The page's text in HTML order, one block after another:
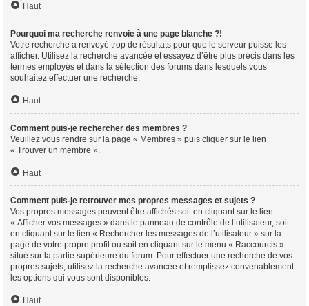
Haut
Pourquoi ma recherche renvoie à une page blanche ?!
Votre recherche a renvoyé trop de résultats pour que le serveur puisse les
afficher. Utilisez la recherche avancée et essayez d’être plus précis dans les
termes employés et dans la sélection des forums dans lesquels vous
souhaitez effectuer une recherche.
Haut
Comment puis-je rechercher des membres ?
Veuillez vous rendre sur la page « Membres » puis cliquer sur le lien
« Trouver un membre ».
Haut
Comment puis-je retrouver mes propres messages et sujets ?
Vos propres messages peuvent être affichés soit en cliquant sur le lien
« Afficher vos messages » dans le panneau de contrôle de l’utilisateur, soit
en cliquant sur le lien « Rechercher les messages de l’utilisateur » sur la
page de votre propre profil ou soit en cliquant sur le menu « Raccourcis »
situé sur la partie supérieure du forum. Pour effectuer une recherche de vos
propres sujets, utilisez la recherche avancée et remplissez convenablement
les options qui vous sont disponibles.
Haut